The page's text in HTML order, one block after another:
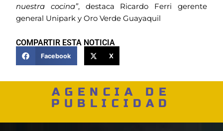
nuestra cocina”, destaca Ricardo Ferri gerente
general Unipark y Oro Verde Guayaquil
COMPARTIR ESTA NOTICIA
Facebook X
AGENCIA DE
PUBLICIDAD